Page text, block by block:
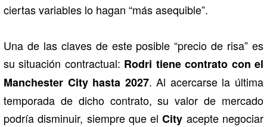
ciertas variables lo hagan “más asequible”.
Una de las claves de este posible “precio de risa” es
su situación contractual: Rodri tiene contrato con el
Manchester City hasta 2027. Al acercarse la última
temporada de dicho contrato, su valor de mercado
podría disminuir, siempre que el City acepte negociar